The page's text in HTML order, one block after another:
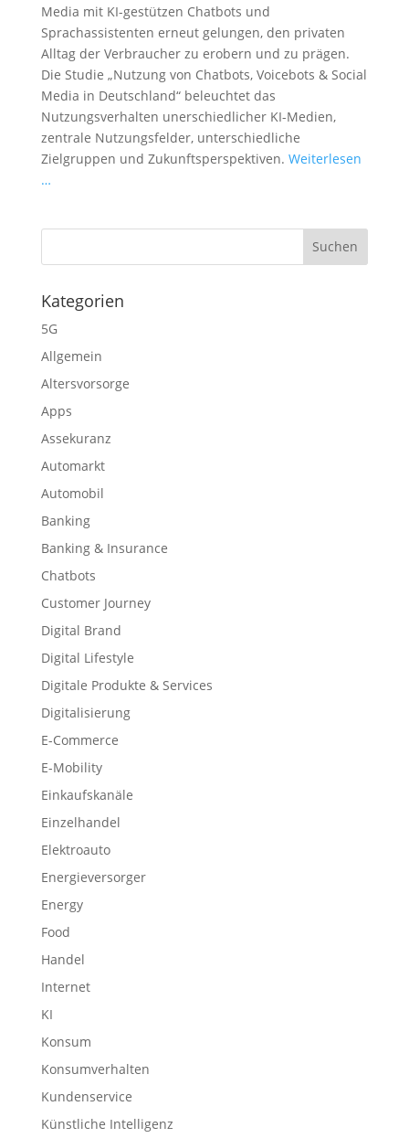
Media mit KI-gestützen Chatbots und
Sprachassistenten erneut gelungen, den privaten
Alltag der Verbraucher zu erobern und zu prägen.
Die Studie „Nutzung von Chatbots, Voicebots & Social
Media in Deutschland“ beleuchtet das
Nutzungsverhalten unerschiedlicher KI-Medien,
zentrale Nutzungsfelder, unterschiedliche
Zielgruppen und Zukunftsperspektiven. Weiterlesen
…
Kategorien
5G
Allgemein
Altersvorsorge
Apps
Assekuranz
Automarkt
Automobil
Banking
Banking & Insurance
Chatbots
Customer Journey
Digital Brand
Digital Lifestyle
Digitale Produkte & Services
Digitalisierung
E-Commerce
E-Mobility
Einkaufskanäle
Einzelhandel
Elektroauto
Energieversorger
Energy
Food
Handel
Internet
KI
Konsum
Konsumverhalten
Kundenservice
Künstliche Intelligenz